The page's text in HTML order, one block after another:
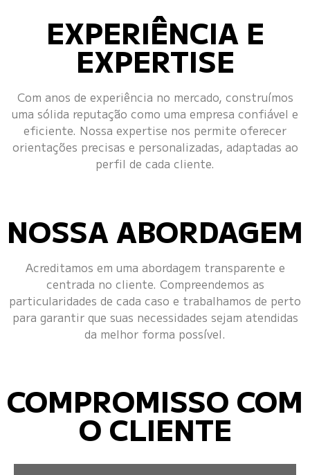
EXPERIÊNCIA E
EXPERTISE
Com anos de experiência no mercado, construímos
uma sólida reputação como uma empresa confiável e
eficiente. Nossa expertise nos permite oferecer
orientações precisas e personalizadas, adaptadas ao
perfil de cada cliente.
NOSSA ABORDAGEM
Acreditamos em uma abordagem transparente e
centrada no cliente. Compreendemos as
particularidades de cada caso e trabalhamos de perto
para garantir que suas necessidades sejam atendidas
da melhor forma possível.
COMPROMISSO COM
O CLIENTE